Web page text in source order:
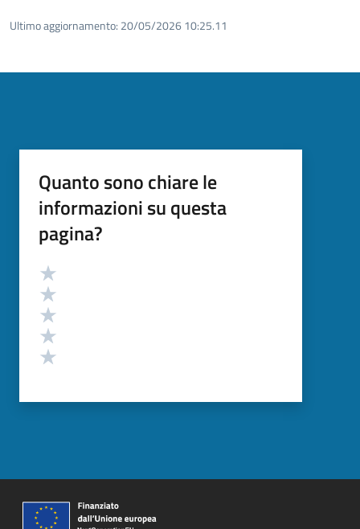
Ultimo aggiornamento: 20/05/2026 10:25.11
Quanto sono chiare le
informazioni su questa
pagina?
Valutazione